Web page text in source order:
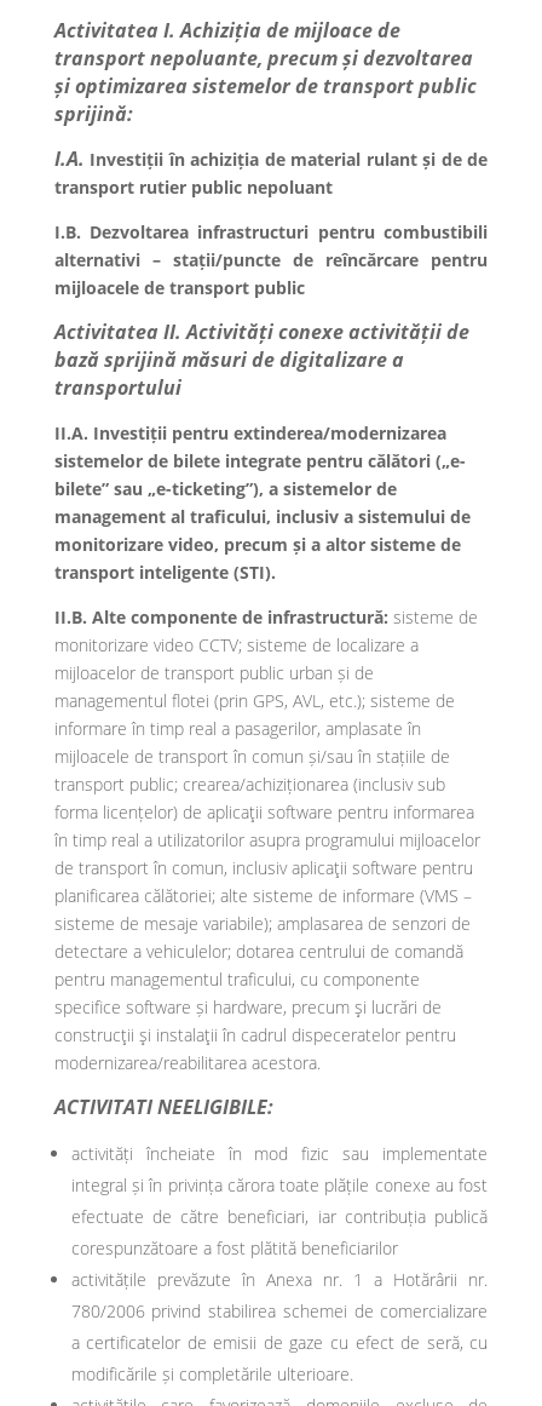
Activitatea I.Achiziția de mijloace de
transport nepoluante, precum și dezvoltarea
și optimizarea sistemelor de transport public
sprijină:
I.A. Investiții în achiziția de material rulant și de de
transport rutier public nepoluant
I.B. Dezvoltarea infrastructuri pentru combustibili
alternativi – stații/puncte de reîncărcare pentru
mijloacele de transport public
Activitatea II. Activități conexe activității de
bază sprijină măsuri de digitalizare a
transportului
II.A. Investiții pentru extinderea/modernizarea
sistemelor de bilete integrate pentru călători („e-
bilete” sau „e-ticketing”), a sistemelor de
management al traficului, inclusiv a sistemului de
monitorizare video, precum și a altor sisteme de
transport inteligente (STI).
II.B. Alte componente de infrastructură: sisteme de
monitorizare video CCTV; sisteme de localizare a
mijloacelor de transport public urban și de
managementul flotei (prin GPS, AVL, etc.); sisteme de
informare în timp real a pasagerilor, amplasate în
mijloacele de transport în comun și/sau în stațiile de
transport public; crearea/achiziționarea (inclusiv sub
forma licențelor) de aplicaţii software pentru informarea
în timp real a utilizatorilor asupra programului mijloacelor
de transport în comun, inclusiv aplicaţii software pentru
planificarea călătoriei; alte sisteme de informare (VMS –
sisteme de mesaje variabile); amplasarea de senzori de
detectare a vehiculelor; dotarea centrului de comandă
pentru managementul traficului, cu componente
specifice software și hardware, precum şi lucrări de
construcţii şi instalaţii în cadrul dispeceratelor pentru
modernizarea/reabilitarea acestora.
ACTIVITATI NEELIGIBILE:
activități încheiate în mod fizic sau implementate
integral și în privința cărora toate plățile conexe au fost
efectuate de către beneficiari, iar contribuția publică
corespunzătoare a fost plătită beneficiarilor
activitățile prevăzute în Anexa nr. 1 a Hotărârii nr.
780/2006 privind stabilirea schemei de comercializare
a certificatelor de emisii de gaze cu efect de seră, cu
modificările și completările ulterioare.